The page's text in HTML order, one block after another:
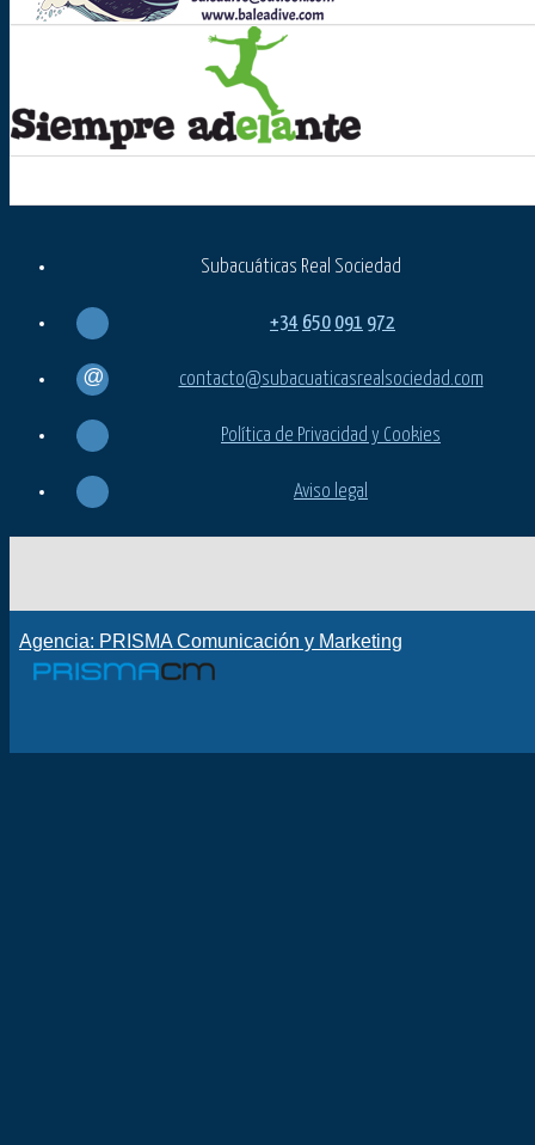
Subacuáticas Real Sociedad
+34 650 091 972
contacto@subacuaticasrealsociedad.com
Política de Privacidad y Cookies
Aviso legal
Agencia: PRISMA Comunicación y Marketing